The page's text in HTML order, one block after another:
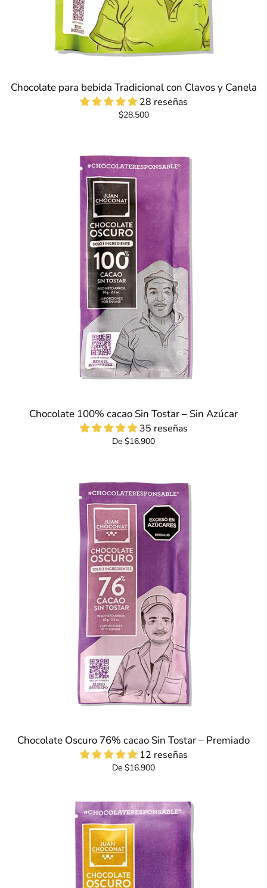
Chocolate para bebida Tradicional con Clavos y Canela
28 reseñas
$28.500
Chocolate 100% cacao Sin Tostar – Sin Azúcar
35 reseñas
De $16.900
Chocolate Oscuro 76% cacao Sin Tostar – Premiado
12 reseñas
De $16.900